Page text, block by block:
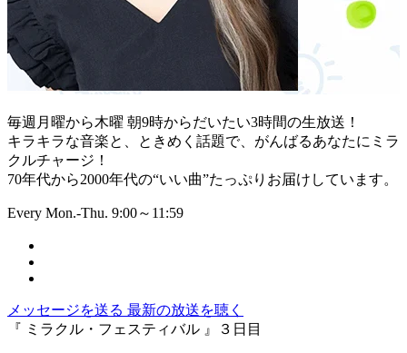
毎週月曜から木曜 朝9時からだいたい3時間の生放送！
キラキラな音楽と、ときめく話題で、がんばるあなたにミラ
クルチャージ！
70年代から2000年代の“いい曲”たっぷりお届けしています。
Every Mon.-Thu. 9:00～11:59
メッセージを送る 最新の放送を聴く
『 ミラクル・フェスティバル 』３日目